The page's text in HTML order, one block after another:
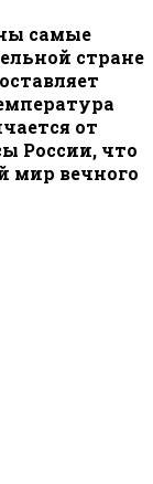
самые
стране
от
России, что
мир вечного